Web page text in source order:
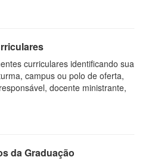
curriculares identificando sua
campus ou polo de oferta,
docente ministrante,
da Graduação